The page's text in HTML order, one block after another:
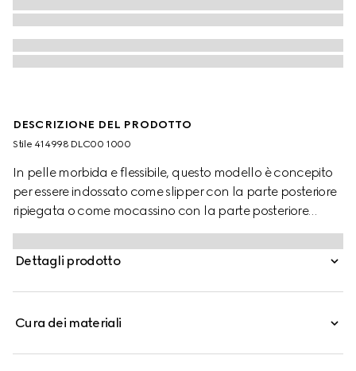
DESCRIZIONE DEL PRODOTTO
Stile ‎414998 DLC00 1000
In pelle morbida e flessibile, questo modello è concepito
per essere indossato come slipper con la parte posteriore
ripiegata o come mocassino con la parte posteriore
sollevata.
Dettagli prodotto
Cura dei materiali